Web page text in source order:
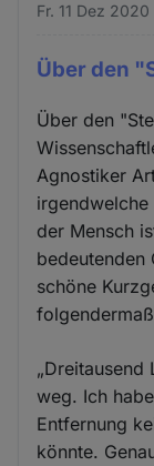
Fr. 11 Dez
Über den
Über den
Agnostiker
der Mensch
bedeutenden
schöne
weg. Ich
Entfernung
könnte.